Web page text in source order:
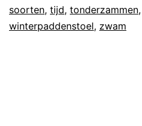
soorten, tijd, tonderzammen,
winterpaddenstoel, zwam